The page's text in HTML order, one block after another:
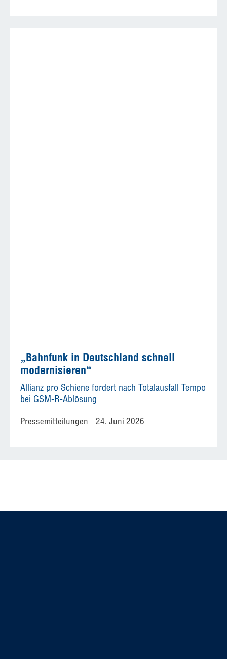
„Bahnfunk in Deutschland schnell
modernisieren“
Allianz pro Schiene fordert nach Totalausfall Tempo
bei GSM-R-Ablösung
Pressemitteilungen 24. Juni 2026